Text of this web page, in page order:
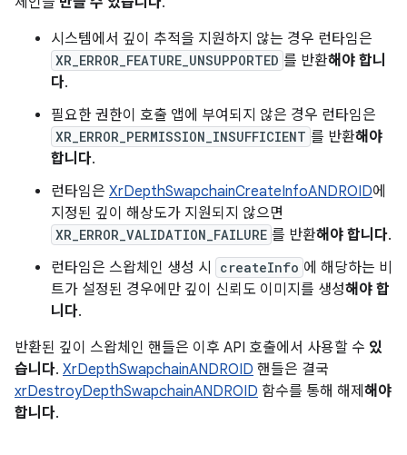
시스템에서 깊이 추적을 지원하지 않는 경우 런타임은
XR_ERROR_FEATURE_UNSUPPORTED 를 반환해야 합니
다.
필요한 권한이 호출 앱에 부여되지 않은 경우 런타임은
XR_ERROR_PERMISSION_INSUFFICIENT 를 반환해야
합니다.
런타임은 XrDepthSwapchainCreateInfoANDROID에
지정된 깊이 해상도가 지원되지 않으면
XR_ERROR_VALIDATION_FAILURE 를 반환해야 합니다.
런타임은 스왑체인 생성 시
createInfo 에 해당하는 비
트가 설정된 경우에만 깊이 신뢰도 이미지를 생성해야 합
니다.
반환된 깊이 스왑체인 핸들은 이후 API 호출에서 사용할 수 있
습니다. XrDepthSwapchainANDROID 핸들은 결국
xrDestroyDepthSwapchainANDROID 함수를 통해 해제 해야
합니다.